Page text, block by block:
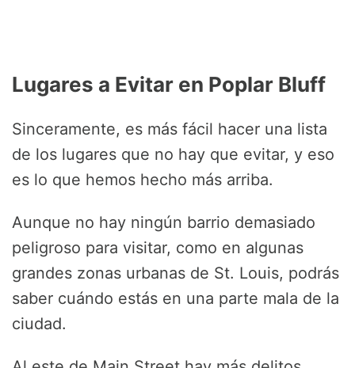
Lugares a Evitar en Poplar Bluff
Sinceramente, es más fácil hacer una lista
de los lugares que no hay que evitar, y eso
es lo que hemos hecho más arriba.
Aunque no hay ningún barrio demasiado
peligroso para visitar, como en algunas
grandes zonas urbanas de St. Louis, podrás
saber cuándo estás en una parte mala de la
ciudad.